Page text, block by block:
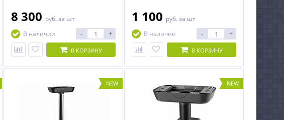
8 300 руб. за шт
В наличии
- +
В КОРЗИНУ
1 100 руб. за шт
В наличии
- +
В КОРЗИНУ
NEW NEW